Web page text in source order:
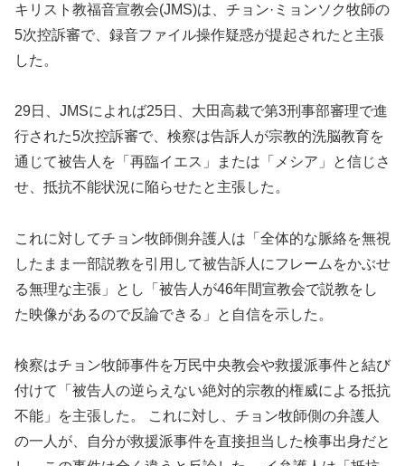
キリスト教福音宣教会(JMS)は、チョン·ミョンソク牧師の
5次控訴審で、録音ファイル操作疑惑が提起されたと主張
した。
29日、JMSによれば25日、大田高裁で第3刑事部審理で進
行された5次控訴審で、検察は告訴人が宗教的洗脳教育を
通じて被告人を「再臨イエス」または「メシア」と信じさ
せ、抵抗不能状況に陥らせたと主張した。
これに対してチョン牧師側弁護人は「全体的な脈絡を無視
したまま一部説教を引用して被告訴人にフレームをかぶせ
る無理な主張」とし「被告人が46年間宣教会で説教をし
た映像があるので反論できる」と自信を示した。
検察はチョン牧師事件を万民中央教会や救援派事件と結び
付けて「被告人の逆らえない絶対的宗教的権威による抵抗
不能」を主張した。 これに対し、チョン牧師側の弁護人
の一人が、自分が救援派事件を直接担当した検事出身だと